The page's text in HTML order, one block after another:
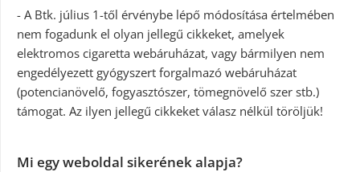
- A Btk. július 1-től érvénybe lépő módosítása értelmében
nem fogadunk el olyan jellegű cikkeket, amelyek
elektromos cigaretta webáruházat, vagy bármilyen nem
engedélyezett gyógyszert forgalmazó webáruházat
(potencianövelő, fogyasztószer, tömegnövelő szer stb.)
támogat. Az ilyen jellegű cikkeket válasz nélkül töröljük!
Mi egy weboldal sikerének alapja?